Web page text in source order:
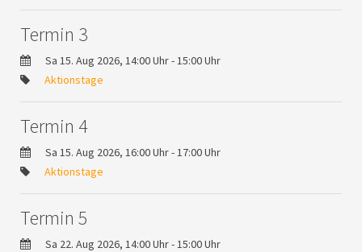
Termin 3
Sa 15. Aug 2026, 14:00 Uhr - 15:00 Uhr
Aktionstage
Termin 4
Sa 15. Aug 2026, 16:00 Uhr - 17:00 Uhr
Aktionstage
Termin 5
Sa 22. Aug 2026, 14:00 Uhr - 15:00 Uhr